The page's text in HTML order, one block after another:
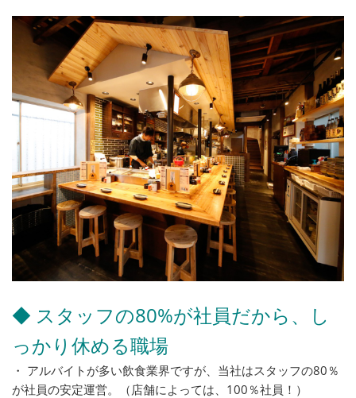
◆ スタッフの80%が社員だから、し
っかり休める職場
・ アルバイトが多い飲食業界ですが、当社はスタッフの80％
が社員の安定運営。（店舗によっては、100％社員！）